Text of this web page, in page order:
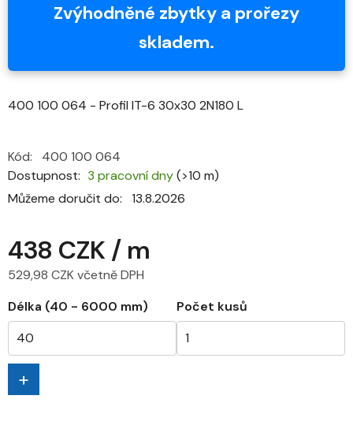
Zvýhodněné zbytky a prořezy
skladem.
400 100 064 - Profil IT-6 30x30 2N180 L
Dostupnost 3 pracovní dny(>10 m)
Můžeme doručit do:
13.8.2026
Kód: 400 100 064
438 CZK / m
529,98 CZK včetně DPH
Měrná cena:
Délka (40 - 6000 mm) Počet kusů
+